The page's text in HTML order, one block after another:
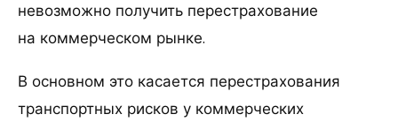
невозможно получить перестрахование
на коммерческом рынке.
В основном это касается перестрахования
транспортных рисков у коммерческих